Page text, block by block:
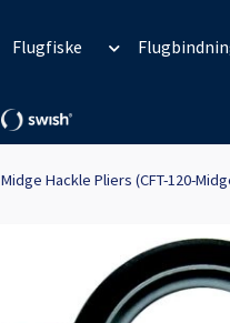
Flugfiske
Midge Hackle Pliers (CFT-120-